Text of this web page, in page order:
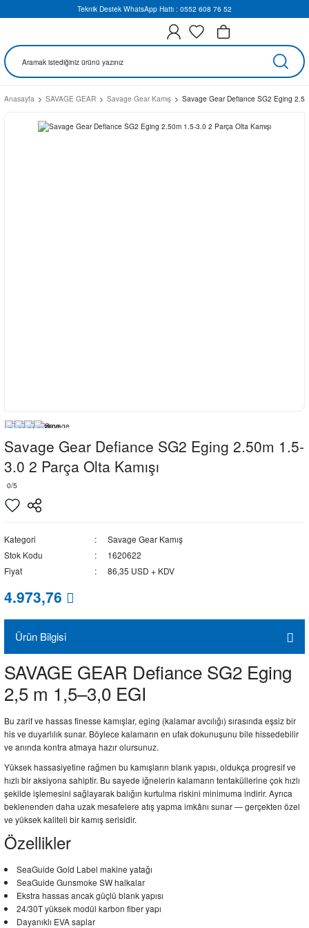
Teknik Destek WhatsApp Hattı : 0552 608 76 52
Anasayfa SAVAGE GEAR Savage Gear Kamış Savage Gear Defiance SG2 Eging
Savage Gear Defiance SG2 Eging 2.50m 1.5-
3.0 2 Parça Olta Kamışı
0/5
Kategori
Savage Gear Kamış
Stok Kodu
1620622
Fiyat
86,35 USD + KDV
4.973,76
Ürün Bilgisi
SAVAGE GEAR Defiance SG2 Eging
2,5 m 1,5–3,0 EGI
Bu zarif ve hassas finesse kamışlar, eging (kalamar avcılığı) sırasında eşsiz bir
his ve duyarlılık sunar. Böylece kalamarın en ufak dokunuşunu bile hissedebilir
ve anında kontra atmaya hazır olursunuz.
Yüksek hassasiyetine rağmen bu kamışların blank yapısı, oldukça progresif ve
hızlı bir aksiyona sahiptir. Bu sayede iğnelerin kalamarın tentaküllerine çok hızlı
şekilde işlemesini sağlayarak balığın kurtulma riskini minimuma indirir. Ayrıca
beklenenden daha uzak mesafelere atış yapma imkânı sunar — gerçekten özel
ve yüksek kaliteli bir kamış serisidir.
Özellikler
SeaGuide Gold Label makine yatağı
SeaGuide Gunsmoke SW halkalar
Ekstra hassas ancak güçlü blank yapısı
24/30T yüksek modül karbon fiber yapı
Dayanıklı EVA saplar